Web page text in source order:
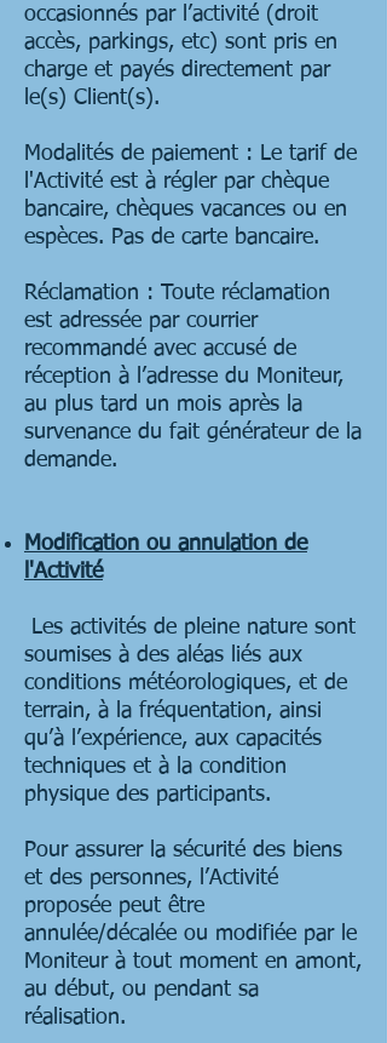
occasionnés par l’activité (droit
accès, parkings, etc) sont pris en
charge et payés directement par
le(s) Client(s).
Modalités de paiement : Le tarif de
l'Activité est à régler par chèque
bancaire, chèques vacances ou en
espèces. Pas de carte bancaire.
Réclamation : Toute réclamation
est adressée par courrier
recommandé avec accusé de
réception à l’adresse du Moniteur,
au plus tard un mois après la
survenance du fait générateur de la
demande.
Modification ou annulation de
l'Activité
Les activités de pleine nature sont
soumises à des aléas liés aux
conditions météorologiques, et de
terrain, à la fréquentation, ainsi
qu’à l’expérience, aux capacités
techniques et à la condition
physique des participants.
Pour assurer la sécurité des biens
et des personnes, l’Activité
proposée peut être
annulée/décalée ou modifiée par le
Moniteur à tout moment en amont,
au début, ou pendant sa
réalisation.